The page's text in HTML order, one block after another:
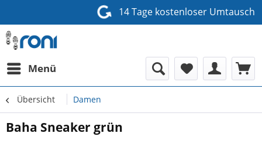
14 Tage kostenloser Umtausch
Menü
Übersicht Damen
Baha Sneaker grün